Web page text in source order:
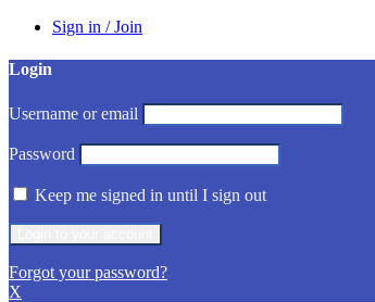
Sign in / Join
Login
Username or email
Password
Keep me signed in until I sign out
Forgot your password?
X